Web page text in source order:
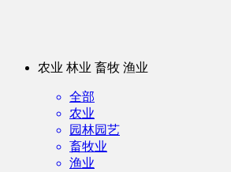
农业 林业 畜牧 渔业
全部
农业
园林园艺
畜牧业
渔业